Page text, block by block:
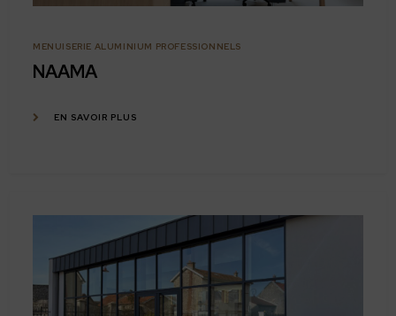
MENUISERIE ALUMINIUM PROFESSIONNELS
NAAMA
EN SAVOIR PLUS